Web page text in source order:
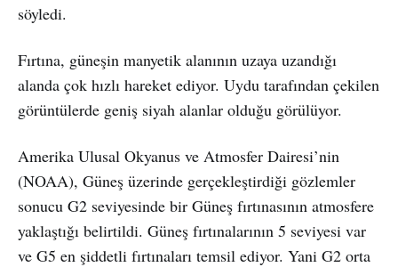
söyledi.
Fırtına, güneşin manyetik alanının uzaya uzandığı
alanda çok hızlı hareket ediyor. Uydu tarafından çekilen
görüntülerde geniş siyah alanlar olduğu görülüyor.
Amerika Ulusal Okyanus ve Atmosfer Dairesi’nin
(NOAA), Güneş üzerinde gerçekleştirdiği gözlemler
sonucu G2 seviyesinde bir Güneş fırtınasının atmosfere
yaklaştığı belirtildi. Güneş fırtınalarının 5 seviyesi var
ve G5 en şiddetli fırtınaları temsil ediyor. Yani G2 orta